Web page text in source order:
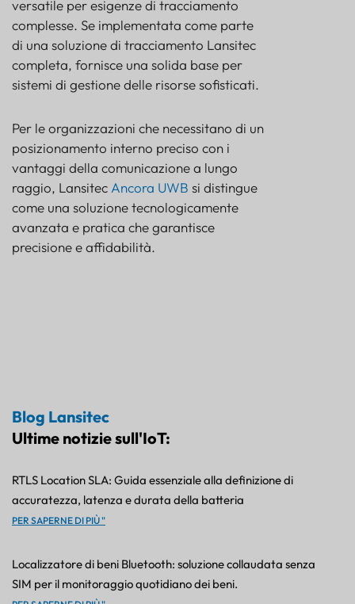
versatile per esigenze di tracciamento
complesse. Se implementata come parte
di una soluzione di tracciamento Lansitec
completa, fornisce una solida base per
sistemi di gestione delle risorse sofisticati.
Per le organizzazioni che necessitano di un
posizionamento interno preciso con i
vantaggi della comunicazione a lungo
raggio, Lansitec Ancora UWB si distingue
come una soluzione tecnologicamente
avanzata e pratica che garantisce
precisione e affidabilità.
Blog Lansitec
Ultime notizie sull'IoT:
RTLS Location SLA: Guida essenziale alla definizione di
accuratezza, latenza e durata della batteria
PER SAPERNE DI PIÙ "
Localizzatore di beni Bluetooth: soluzione collaudata senza
SIM per il monitoraggio quotidiano dei beni.